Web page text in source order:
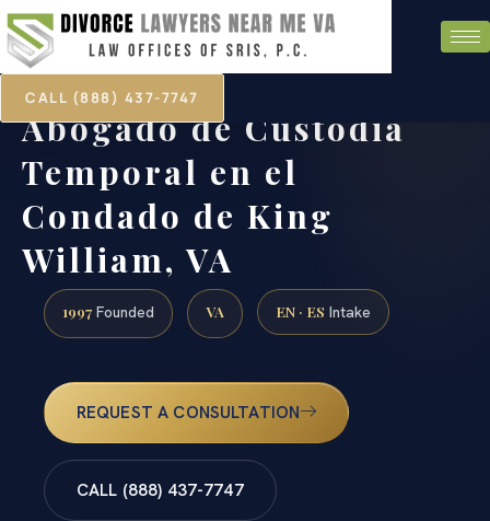
CALL (888) 437-7747
Abogado de Custodia
Temporal en el
Condado de King
William, VA
1997 Founded VA EN · ES Intake
REQUEST A CONSULTATION
CALL (888) 437-7747